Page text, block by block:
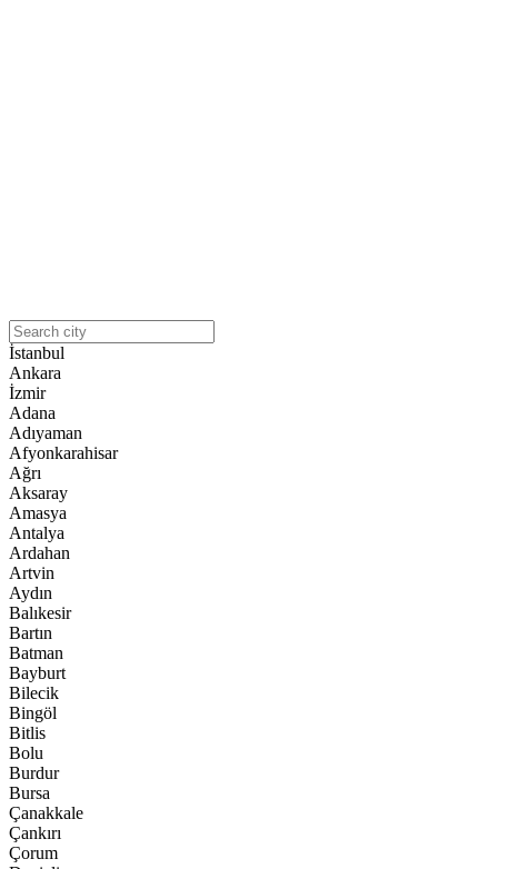
İstanbul
Ankara
İzmir
Adana
Adıyaman
Afyonkarahisar
Ağrı
Aksaray
Amasya
Antalya
Ardahan
Artvin
Aydın
Balıkesir
Bartın
Batman
Bayburt
Bilecik
Bingöl
Bitlis
Bolu
Burdur
Bursa
Çanakkale
Çankırı
Çorum